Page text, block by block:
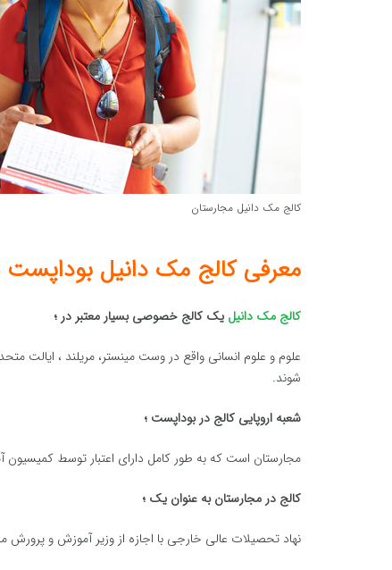
کالج مک دانیل مجارستان
معرفی کالج مک دانیل بوداپست
کالج مک دانیل یک کالج خصوصی بسیار معتبر در ؛
شوند.
شعبه اروپایی کالج در بوداپست ؛
مجارستان است که به طور کامل دارای اعتبار توسط
کالج در مجارستان به عنوان یک ؛
نهاد تحصیلات عالی خارجی با اجازه از وزیر آموزش و